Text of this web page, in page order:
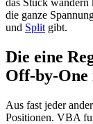
das Stück wandern
die ganze
und Split gibt.
Die eine
Off-by-One
Aus fast jeder
Positionen. VBA